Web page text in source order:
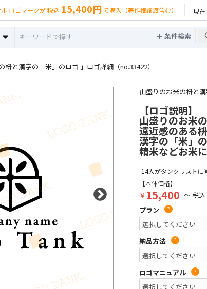
ロゴマークが 税込 15,400円 で購入（著作権譲渡含む） 現在
＋ 条件検索
枡と漢字の「米」のロゴ 」ロゴ詳細（no.33422）
山盛りのお米の枡と
【ロゴ説明】
山盛りのお米
遠近感のある
漢字の「米」
精米などお米
14人がタンクリストに
【本体価格】
￥ 15,400 ～ 税込
プラン
?
納品方法 ?
ロゴマニュアル ?